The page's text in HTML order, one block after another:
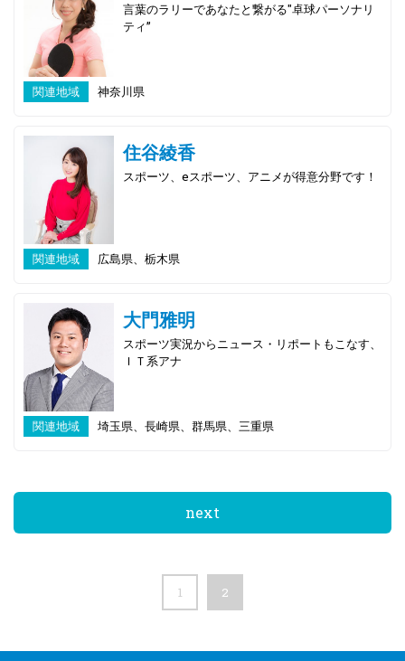
言葉のラリーであなたと繋がる"卓球パーソナリ
ティ”
関連地域 神奈川県
住谷綾香
スポーツ、eスポーツ、アニメが得意分野です！
関連地域 広島県、栃木県
大門雅明
スポーツ実況からニュース・リポートもこなす、
ＩＴ系アナ
関連地域 埼玉県、長崎県、群馬県、三重県
next
1 2